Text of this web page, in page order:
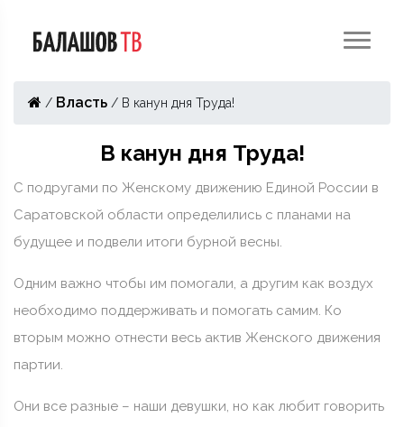
/ Власть / В канун дня Труда!
В канун дня Труда!
С подругами по Женскому движению Единой России в
Саратовской области определились с планами на
будущее и подвели итоги бурной весны.
Одним важно чтобы им помогали, а другим как воздух
необходимо поддерживать и помогать самим. Ко
вторым можно отнести весь актив Женского движения
партии.
Они все разные – наши девушки, но как любит говорить